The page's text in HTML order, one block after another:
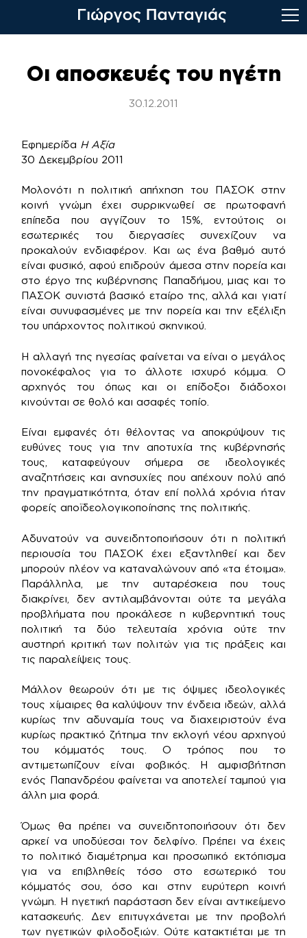
contentΟι αποσκευές του ηγέτη
30.12.2011
Εφημερίδα Η Αξία
30 Δεκεμβρίου 2011
Μολονότι η πολιτική απήχηση του ΠΑΣΟΚ στην
κοινή γνώμη έχει συρρικνωθεί σε πρωτοφανή
επίπεδα που αγγίζουν το 15%, εντούτοις οι
εσωτερικές του διεργασίες συνεχίζουν να
προκαλούν ενδιαφέρον. Και ως ένα βαθμό αυτό
είναι φυσικό, αφού επιδρούν άμεσα στην πορεία και
στο έργο της κυβέρνησης Παπαδήμου, μιας και το
ΠΑΣΟΚ συνιστά βασικό εταίρο της, αλλά και γιατί
είναι συνυφασμένες με την πορεία και την εξέλιξη
του υπάρχοντος πολιτικού σκηνικού.
Η αλλαγή της ηγεσίας φαίνεται να είναι ο μεγάλος
πονοκέφαλος για το άλλοτε ισχυρό κόμμα. Ο
αρχηγός του όπως και οι επίδοξοι διάδοχοι
κινούνται σε θολό και ασαφές τοπίο.
Είναι εμφανές ότι θέλοντας να αποκρύψουν τις
ευθύνες τους για την αποτυχία της κυβέρνησής
τους, καταφεύγουν σήμερα σε ιδεολογικές
αναζητήσεις και ανησυχίες που απέχουν πολύ από
την πραγματικότητα, όταν επί πολλά χρόνια ήταν
φορείς αποϊδεολογικοποίησης της πολιτικής.
Αδυνατούν να συνειδητοποιήσουν ότι η πολιτική
περιουσία του ΠΑΣΟΚ έχει εξαντληθεί και δεν
μπορούν πλέον να καταναλώνουν από «τα έτοιμα».
Παράλληλα, με την αυταρέσκεια που τους
διακρίνει, δεν αντιλαμβάνονται ούτε τα μεγάλα
προβλήματα που προκάλεσε η κυβερνητική τους
πολιτική τα δύο τελευταία χρόνια ούτε την
αυστηρή κριτική των πολιτών για τις πράξεις και
τις παραλείψεις τους.
Μάλλον θεωρούν ότι με τις όψιμες ιδεολογικές
τους χίμαιρες θα καλύψουν την ένδεια ιδεών, αλλά
κυρίως την αδυναμία τους να διαχειριστούν ένα
κυρίως πρακτικό ζήτημα την εκλογή νέου αρχηγού
του κόμματός τους. Ο τρόπος που το
αντιμετωπίζουν είναι φοβικός. Η αμφισβήτηση
ενός Παπανδρέου φαίνεται να αποτελεί ταμπού για
άλλη μια φορά.
Όμως θα πρέπει να συνειδητοποιήσουν ότι δεν
αρκεί να υποδύεσαι τον δελφίνο. Πρέπει να έχεις
το πολιτικό διαμέτρημα και προσωπικό εκτόπισμα
για να επιβληθείς τόσο στο εσωτερικό του
κόμματός σου, όσο και στην ευρύτερη κοινή
γνώμη. Η ηγετική παράσταση δεν είναι αντικείμενο
κατασκευής. Δεν επιτυγχάνεται με την προβολή
των ηγετικών φιλοδοξιών. Ούτε κατακτιέται με τη